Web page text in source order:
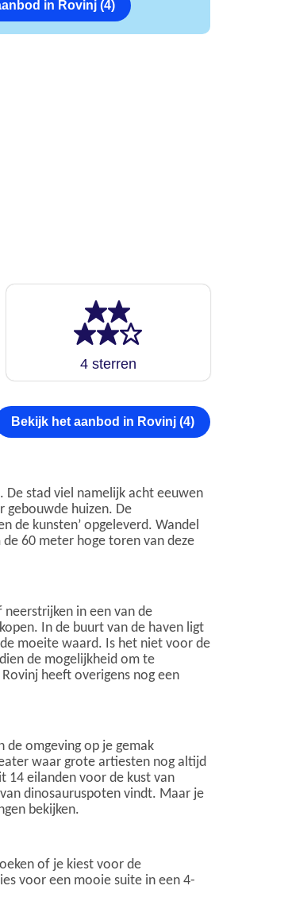
in Rovinj (4)
4 sterren
Bekijk het aanbod in Rovinj (4)
De stad viel namelijk acht eeuwen
gebouwde huizen. De
de kunsten’ opgeleverd. Wandel
60 meter hoge toren van deze
in een van de
In de buurt van de haven ligt
moeite waard. Is het niet voor de
de mogelijkheid om te
heeft overigens nog een
de omgeving op je gemak
waar grote artiesten nog altijd
14 eilanden voor de kust van
dinosauruspoten vindt. Maar je
bekijken.
of je kiest voor de
voor een mooie suite in een 4-